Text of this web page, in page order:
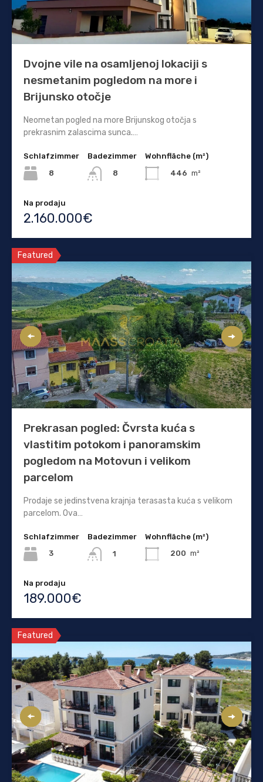
Dvojne vile na osamljenoj lokaciji s
nesmetanim pogledom na more i
Brijunsko otočje
Neometan pogled na more Brijunskog otočja s
prekrasnim zalascima sunca.…
Schlafzimmer
8
Badezimmer
8
Wohnfläche (m²)
446 m²
Na prodaju
2.160.000€
Featured
Prekrasan pogled: Čvrsta kuća s
vlastitim potokom i panoramskim
pogledom na Motovun i velikom
parcelom
Prodaje se jedinstvena krajnja terasasta kuća s velikom
parcelom. Ova…
Schlafzimmer
3
Badezimmer
1
Wohnfläche (m²)
200 m²
Na prodaju
189.000€
Featured